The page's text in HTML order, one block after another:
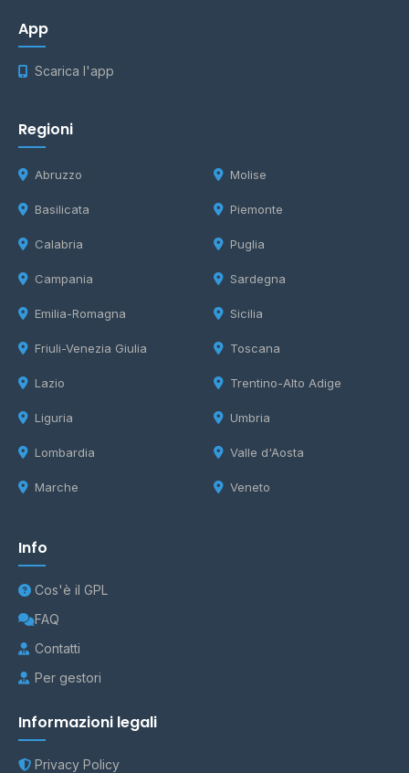
App
Scarica l'app
Regioni
Abruzzo
Basilicata
Calabria
Campania
Emilia-Romagna
Friuli-Venezia Giulia
Lazio
Liguria
Lombardia
Marche
Molise
Piemonte
Puglia
Sardegna
Sicilia
Toscana
Trentino-Alto Adige
Umbria
Valle d'Aosta
Veneto
Info
Cos'è il GPL
FAQ
Contatti
Per gestori
Informazioni legali
Privacy Policy